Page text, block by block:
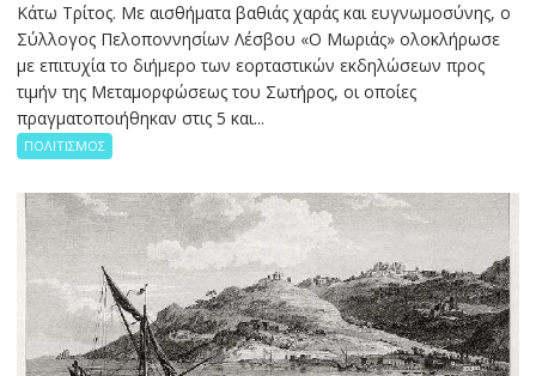
Κάτω Τρίτος. Με αισθήματα βαθιάς χαράς και ευγνωμοσύνης, ο
Σύλλογος Πελοποννησίων Λέσβου «Ο Μωριάς» ολοκλήρωσε
με επιτυχία το διήμερο των εορταστικών εκδηλώσεων προς
τιμήν της Μεταμορφώσεως του Σωτήρος, οι οποίες
πραγματοποιήθηκαν στις 5 και...
ΠΟΛΙΤΙΣΜΟΣ